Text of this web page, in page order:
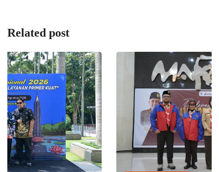
Related post